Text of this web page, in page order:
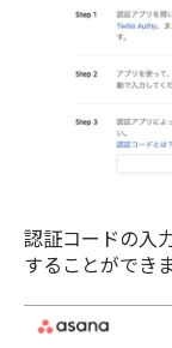
認証コードの入
することができ